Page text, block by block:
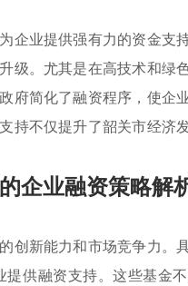
为企业提供强有力的资金支
级。尤其是在高技术和绿
府简化了融资程序，使企
持不仅提升了韶关市经济
企业融资策略解
创新能力和市场竞争力。
供融资支持。这些基金